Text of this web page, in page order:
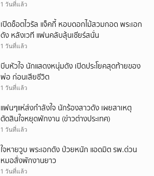
1 วันที่แล้ว
เปิดช็อตไวรัล แจ็คกี้ หอบดอกไม้สวมกอด พระเอก
ดัง หลังเวที แฟนคลับลุ้นเชียร์สนั่น
1 วันที่แล้ว
บีบหัวใจ นักแสดงหนุ่มดัง เปิดประโยคสุดท้ายของ
พ่อ ก่อนเสียชีวิต
1 วันที่แล้ว
แฟนๆแห่ส่งกำลังใจ นักร้องสาวดัง เผยสาเหตุ
ตัดสินใจหยุดพักงาน (ข่าวต่างประเทศ)
1 วันที่แล้ว
ใจหายวูบ พระเอกดัง ป่วยหนัก แอดมิต รพ.ด่วน
หมอสั่งพักงานยาว
1 วันที่แล้ว